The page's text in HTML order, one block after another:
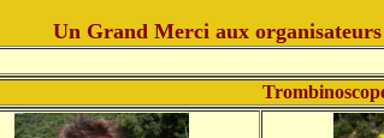
Un Grand Merci aux